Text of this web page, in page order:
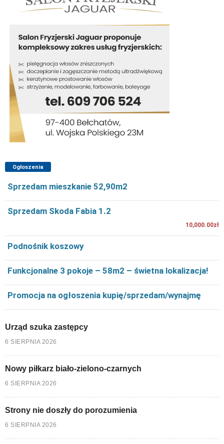
Ogłoszenia
Sprzedam mieszkanie 52,90m2
Sprzedam Skoda Fabia 1.2
10,000.00zł
Podnośnik koszowy
Funkcjonalne 3 pokoje – 58m2 – świetna lokalizacja!
Promocja na ogłoszenia kupię/sprzedam/wynajmę
Urząd szuka zastępcy
6 SIERPNIA 2026
Nowy piłkarz biało-zielono-czarnych
6 SIERPNIA 2026
Strony nie doszły do porozumienia
6 SIERPNIA 2026